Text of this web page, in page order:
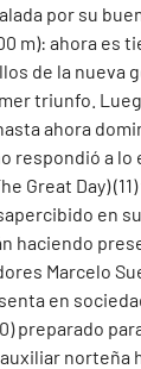
por su
m): ahora es
de la nueva
triunfo.
ahora
respondió a lo
Great Day)
en
haciendo
Marcelo
en
preparado
norteña